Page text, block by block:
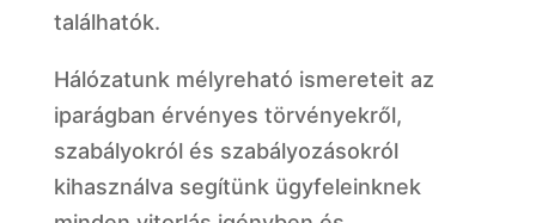
találhatók.
Hálózatunk mélyreható ismereteit az
iparágban érvényes törvényekről,
szabályokról és szabályozásokról
kihasználva segítünk ügyfeleinknek